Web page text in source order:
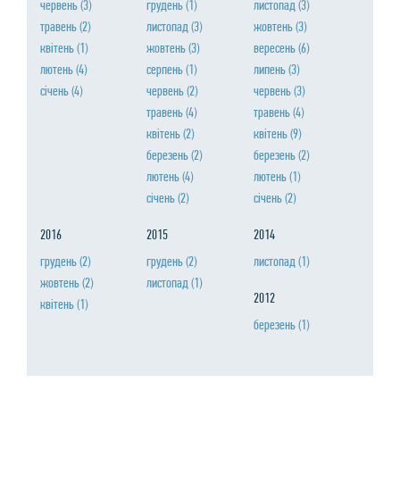
червень(3)
травень(2)
квiтень(1)
лютень(4)
сiчень(4)
грудень(1)
листопад(3)
жовтень(3)
серпень(1)
червень(2)
травень(4)
квiтень(2)
березень(2)
лютень(4)
сiчень(2)
листопад(3)
жовтень(3)
вересень(6)
липень(3)
червень(3)
травень(4)
квiтень(9)
березень(2)
лютень(1)
сiчень(2)
2016
грудень(2)
жовтень(2)
квiтень(1)
2015
грудень(2)
листопад(1)
2014
листопад(1)
2012
березень(1)